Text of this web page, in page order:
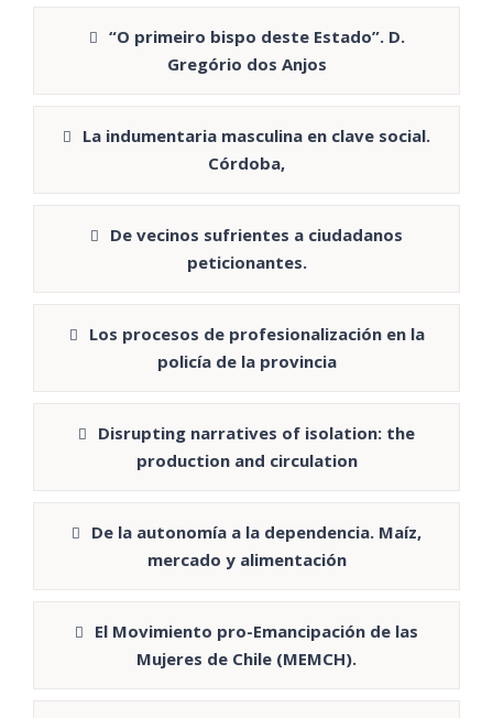
“O primeiro bispo deste Estado”. D.
Gregório dos Anjos
La indumentaria masculina en clave social.
Córdoba,
De vecinos sufrientes a ciudadanos
peticionantes.
Los procesos de profesionalización en la
policía de la provincia
Disrupting narratives of isolation: the
production and circulation
De la autonomía a la dependencia. Maíz,
mercado y alimentación
El Movimiento pro-Emancipación de las
Mujeres de Chile (MEMCH).